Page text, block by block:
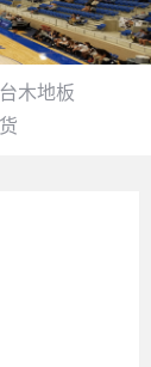
木地板